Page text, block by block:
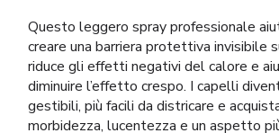
Questo leggero spray professionale
creare una barriera protettiva invisibile
riduce gli effetti negativi del calore e
diminuire l’effetto crespo. I capelli
gestibili, più facili da districare e
morbidezza, lucentezza e un aspetto